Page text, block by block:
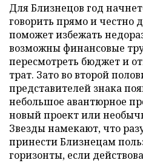
Для Близнецов год
говорить прямо и честно
поможет избежать
возможны финансовые
пересмотреть бюджет и
трат. Зато во второй
представителей знака
небольшое авантюрное
новый проект или
Звезды намекают, что
принести Близнецам
горизонты, если